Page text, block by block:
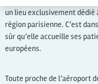
un lieu exclusivement
région parisienne. C’est
sûr qu’elle accueille ses
européens.
Toute proche de l’aéroport